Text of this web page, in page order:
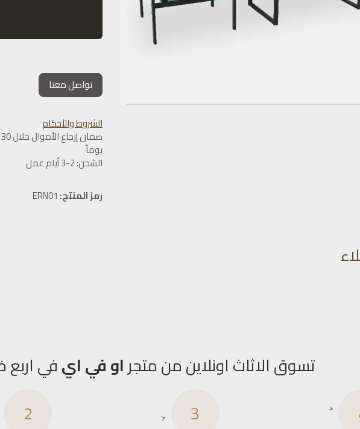
تواصل معنا
الشروط والأحكام
ضمان إرجاع الأموال خلال 30
يوماً
الشحن: 2-3 أيام عمل
رمز المنتج: ERN01
تسوق الاثاث اونلاين من متجراو في ايفي
3
2